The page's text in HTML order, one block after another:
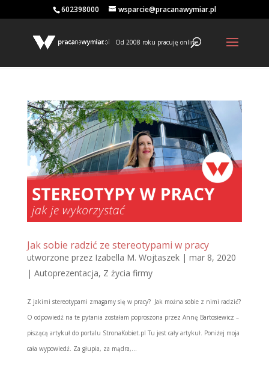
602398000 wsparcie@pracanawymiar.pl
Od 2008 roku pracuję online
Jak sobie radzić ze stereotypami w pracy
utworzone przez Izabella M. Wojtaszek| mar 8, 2020
| Autoprezentacja, Z życia firmy
Z jakimi stereotypami zmagamy się w pracy? Jak można sobie z nimi radzić?
O odpowiedź na te pytania zostałam poproszona przez Annę Bartosiewicz –
piszącą artykuł do portalu StronaKobiet.pl Tu jest cały artykuł. Poniżej moja
cała wypowiedź. Za głupia, za mądra,...